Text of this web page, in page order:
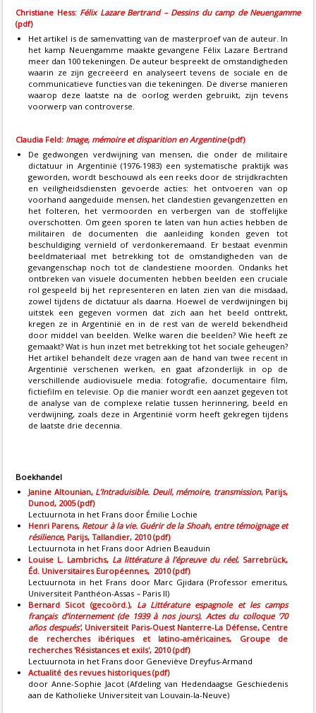
Christiane Hess: Félix Lazare Bertrand – Dessins du camp de Neuengamme
(pdf)
Het artikel is de samenvatting van de masterproef van de auteur. In
het kamp Neuengamme maakte gevangene Félix Lazare Bertrand
meer dan 100 tekeningen. De auteur bespreekt de omstandigheden
waarin ze zijn gecreëerd en analyseert tevens de sociale en de
communicatieve functies van die tekeningen. De diverse manieren
waarop deze laatste na de oorlog werden gebruikt, zijn tevens
voorwerp van controverse.
Claudia Feld: Image, mémoire et disparition en Argentine(pdf)
De gedwongen verdwijning van mensen, die onder de militaire
dictatuur in Argentinië (1976-1983) een systematische praktijk was
geworden, wordt beschouwd als een reeks door de strijdkrachten
en veiligheidsdiensten gevoerde acties: het ontvoeren van op
voorhand aangeduide mensen, het clandestien gevangenzetten en
het folteren, het vermoorden en verbergen van de stoffelijke
overschotten. Om geen sporen te laten van hun acties hebben de
militairen de documenten die aanleiding konden geven tot
beschuldiging vernield of verdonkeremaand. Er bestaat evenmin
beeldmateriaal met betrekking tot de omstandigheden van de
gevangenschap noch tot de clandestiene moorden. Ondanks het
ontbreken van visuele documenten hebben beelden een cruciale
rol gespeeld bij het representeren en laten zien van die misdaad,
zowel tijdens de dictatuur als daarna. Hoewel de verdwijningen bij
uitstek een gegeven vormen dat zich aan het beeld onttrekt,
kregen ze in Argentinië en in de rest van de wereld bekendheid
door middel van beelden. Welke waren die beelden? Wie heeft ze
gemaakt? Wat is hun inzet met betrekking tot het sociale geheugen?
Het artikel behandelt deze vragen aan de hand van twee recent in
Argentinië verschenen werken, en gaat afzonderlijk in op de
verschillende audiovisuele media: fotografie, documentaire film,
fictiefilm en televisie. Op die manier wordt een aanzet gegeven tot
de analyse van de complexe relatie tussen herinnering, beeld en
verdwijning, zoals deze in Argentinië vorm heeft gekregen tijdens
de laatste drie decennia.
Boekhandel
Janine Altounian, L’Intraduisible. Deuil, mémoire, transmission, Parijs,
Dunod, 2005 (pdf)
Lectuurnota in het Frans door Émilie Lochie
Henri Parens, Retour à la vie. Guérir de la Shoah, entre témoignage et
résilience, Parijs, Tallandier, 2010 (pdf)
Lectuurnota in het Frans door Adrien Beauduin
Louise L. Lambrichs,La littérature à l’épreuve du réel, Sarrebrück,
Éd. Universitaires Européennes, 2010 (pdf)
Lectuurnota in het Frans door Marc Gjidara (Professor emeritus,
Universiteit Panthéon-Assas – Paris II)
Bernard Sicot (gecoörd.), La Littérature espagnole et les camps
français d’internement (de 1939 à nos jours). Actes du colloque '70
años después', Universiteit Paris-Ouest Nanterre-La Défense, Centre
de recherches ibériques et latino-américaines, Groupe de
recherches 'Résistances et exils', 2010 (pdf)
Lectuurnota in het Frans door Geneviève Dreyfus-Armand
Actualité des revues historiques (pdf)
door Anne-Sophie Jacot (Afdeling van Hedendaagse Geschiedenis
aan de Katholieke Universiteit van Louvain-la-Neuve)